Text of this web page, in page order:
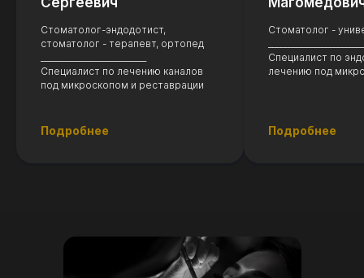
Стоматолог-эндодотист,
стоматолог - терапевт, ортопед
Специалист по лечению каналов
под микроскопом и реставрации
Подробнее
Стоматолог -
Специалист по
лечению под
Подробнее
Детская стоматология